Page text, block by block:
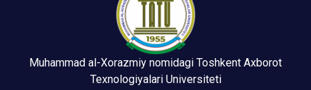
Muhammad al-Xorazmiy nomidagi Toshkent Axborot
Texnologiyalari Universiteti